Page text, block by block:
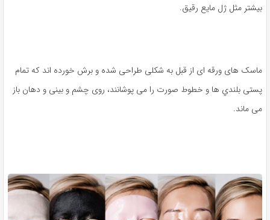
بیشتر مثل ژل مایع رقیق.
ماسک های ورقه ای از قبل به شکلی طراحی شده و برش خورده اند که تمام
پستی بلندي ها و خطوط صورت را می پوشانند، روی چشم و بینی و دهان باز
می ماند.